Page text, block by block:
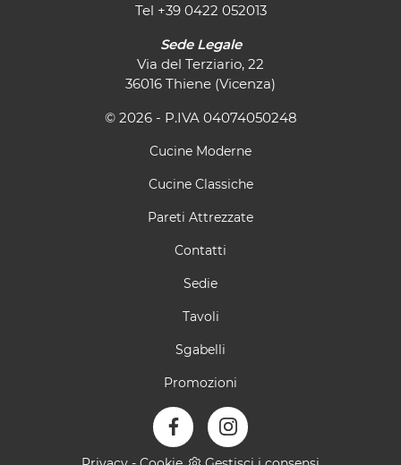
Tel +39 0422 052013
Sede Legale
Via del Terziario, 22
36016 Thiene (Vicenza)
© 2026 - P.IVA 04074050248
Cucine Moderne
Cucine Classiche
Pareti Attrezzate
Contatti
Sedie
Tavoli
Sgabelli
Promozioni